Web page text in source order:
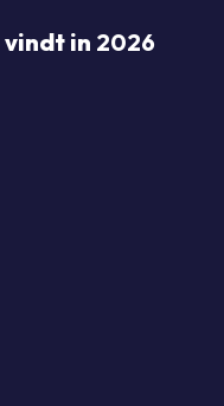
vindt in 2026